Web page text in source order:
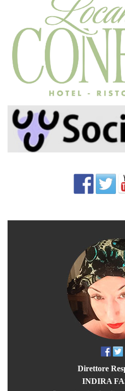
Direttore
INDIRA